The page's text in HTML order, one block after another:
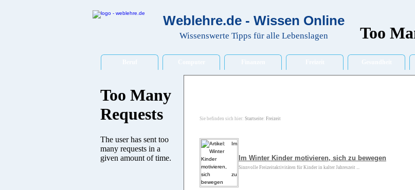
Weblehre.de - Wissen Online
Wissenswerte Tipps für alle Lebenslagen
Sie befinden sich hier: Startseite: Freizeit
Im Winter Kinder motivieren, sich zu bewegen
Sinnvolle Freizeitaktivitäten für Kinder in kalter Jahreszeit ...